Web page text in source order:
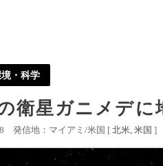
・科学
衛星ガニメデ
発信地：マイアミ/米国 [ 北米 米国 ]